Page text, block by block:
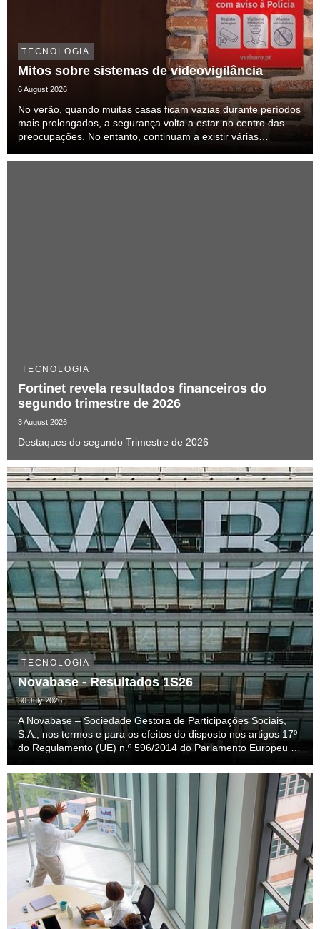
TECNOLOGIA
Mitos sobre sistemas de videovigilância
6 August 2026
No verão, quando muitas casas ficam vazias durante períodos
mais prolongados, a segurança volta a estar no centro das
preocupações. No entanto, continuam a existir várias
algumas delas alimentadas por conteúdos nas...
TECNOLOGIA
Fortinet revela resultados financeiros do
segundo trimestre de 2026
3 August 2026
Destaques do segundo Trimestre de 2026
TECNOLOGIA
Novabase - Resultados 1S26
30 July 2026
A Novabase – Sociedade Gestora de Participações Sociais,
S.A., nos termos e para os efeitos do disposto nos artigos 17º
do Regulamento (UE) n.º 596/2014 do Parlamento Europeu e
Mobiliários, divulga hoje ao mercado os ...